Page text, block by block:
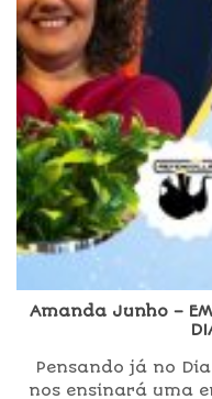
Amanda Junho –
Pensando já no
nos ensinará uma